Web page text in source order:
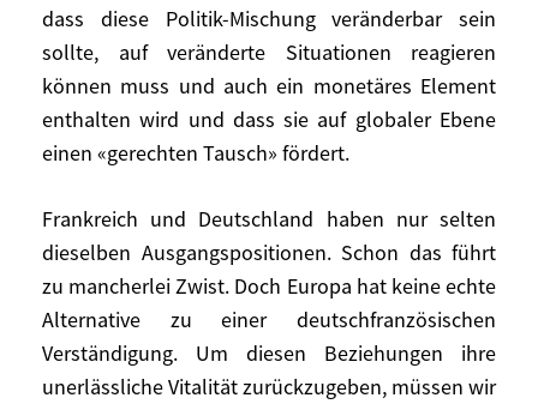
dass diese Politik-Mischung veränderbar sein
sollte, auf veränderte Situationen reagieren
können muss und auch ein monetäres Element
enthalten wird und dass sie auf globaler Ebene
einen «gerechten Tausch» fördert.
Frankreich und Deutschland haben nur selten
dieselben Ausgangspositionen. Schon das führt
zu mancherlei Zwist. Doch Europa hat keine echte
Alternative zu einer deutschfranzösischen
Verständigung. Um diesen Beziehungen ihre
unerlässliche Vitalität zurückzugeben, müssen wir
Europäischen Konvent und beendete damit
die grundlegende Parität zwischen
Deutschland, Frankreich, Italien (und
Großbritannien). Das Gewicht
Deutschlands im Europäischen Rat hat sich
dadurch verdoppelt. Aber dadurch wächst
Verantwortung zu. Es kann nicht erwarten,
sein Stabilitätsmodell, so ansehnlich und
leistungsfähig es sein mag, auf ganz
Europa auszudehnen (was im Übrigen die
deutschen Exporte nach Europa
verringerte). Deutschland muss